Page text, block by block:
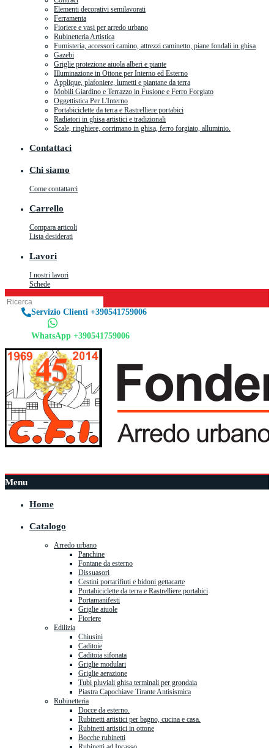
Elementi decorativi semilavorati
Ferramenta
Fioriere e vasi per arredo urbano
Rubinetteria Artistica
Fumisteria, accessori camino, attrezzi caminetto, piane fondali in ghisa
Gazebi
Griglie protezione aiuola alberi e piante
Illuminazione in Ottone per Interno ed Esterno
Applique, plafoniere, lumetti e piantane da terra
Mobili Giardino e Terrazzo in Fusione e Ferro Forgiato
Oggettistica Per L'Interno
Portabiciclette da terra e Rastrelliere portabici
Radiatori in ghisa artistici e tradizionali
Scale, ringhiere, corrimano in ghisa, ferro forgiato, alluminio.
Contattaci
Chi siamo
Come contattarci
Carrello
Compara articoli
Lista desiderati
Lavori
I nostri lavori
Schede
Servizio Clienti +390541759006
WhatsApp +390541759006
Menu
Home
Catalogo
Arredo urbano
Panchine
Fontane da esterno
Dissuasori
Cestini portarifiuti e bidoni gettacarte
Portabiciclette da terra e Rastrelliere portabici
Portamanifesti
Griglie aiuole
Fioriere
Edilizia
Chiusini
Caditoie
Caditoia sifonata
Griglie modulari
Griglie aerazione
Tubi pluviali ghisa terminali per grondaia
Piastra Capochiave Tirante Antisismica
Rubinetteria
Docce da esterno.
Rubinetti artistici per bagno, cucina e casa.
Rubinetti artistici in ottone
Bocche rubinetti